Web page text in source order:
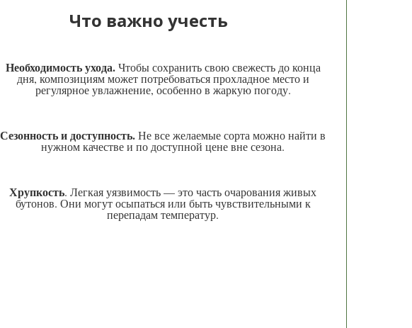
Что важно учесть
Необходимость ухода.Чтобы сохранить свою свежесть до конца
дня, композициям может потребоваться прохладное место и
регулярное увлажнение, особенно в жаркую погоду.
Сезонность и доступность.Не все желаемые сорта можно найти в
нужном качестве и по доступной цене вне сезона.
Хрупкость. Легкая уязвимость — это часть очарования живых
бутонов. Они могут осыпаться или быть чувствительными к
перепадам температур.